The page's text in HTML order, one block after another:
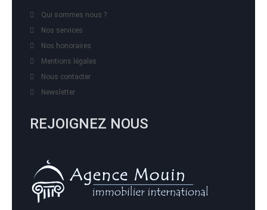
Qui sommes nous ?
Nos services
Nos honoraires
Mentions légales
Nous contacter
Newsletter
REJOIGNEZ NOUS